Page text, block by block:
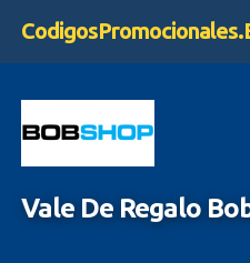
Vale De Regalo